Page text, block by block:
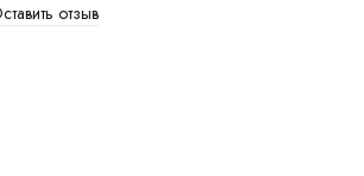
отзыв